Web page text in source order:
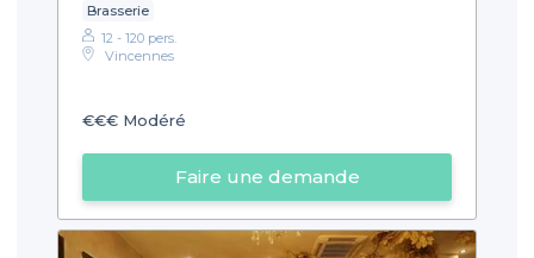
Brasserie
12 - 120 pers.
Vincennes
€€€ Modéré
Faire une demande